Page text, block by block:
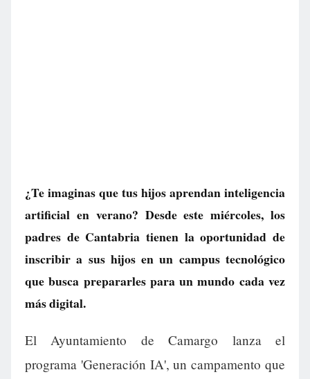
¿Te imaginas que tus hijos aprendan inteligencia
artificial en verano? Desde este miércoles, los
padres de Cantabria tienen la oportunidad de
inscribir a sus hijos en un campus tecnológico
que busca prepararles para un mundo cada vez
más digital.
El Ayuntamiento de Camargo lanza el
programa 'Generación IA', un campamento que